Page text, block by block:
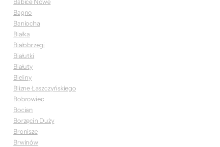
Bagno
Baniocha
Białka
Białobrzegi
Białutki
Białuty
Bieliny
Blizne Łaszczyńskiego
Bobrowiec
Bocian
Borzęcin Duży
Bronisze
Brwinów